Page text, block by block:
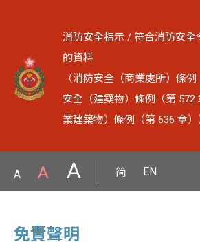
消防安全指示 / 符合消防安
的資料
（消防安全（商業處所）條
安全（建築物）條例（第 572
業建築物）條例（第 636 章）
A A A 简 EN
免責聲明